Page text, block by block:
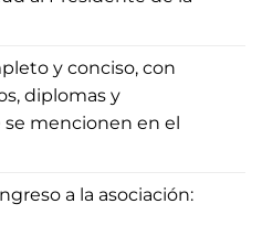
y conciso, con
diplomas y
mencionen en el
a la asociación: